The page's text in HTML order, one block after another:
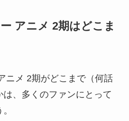
アニメ 2期はどこま
ニメ 2期がどこまで（何話
は、多くのファンにとって